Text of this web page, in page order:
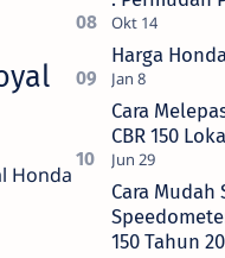
Honda
Harga
Cara
CBR 150
Cara
150 Tahun